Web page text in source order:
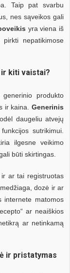
Taip pat svarbu
nes sąveikos gali
yra viena iš
pirkti nepatikimose
kiti vaistai?
generinio produkto
ir kaina. Generinis
daugeliu atvejų
sutrikimui.
ilgesne veikimo
būti skirtingas.
ar tai registruotas
dozė ir ar
internete matomos
ar neaiškios
ar netinkamą
ir pristatymas